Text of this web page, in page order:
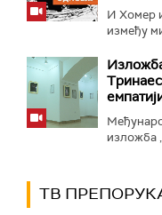
И Хомер
између
изложба
ТВ